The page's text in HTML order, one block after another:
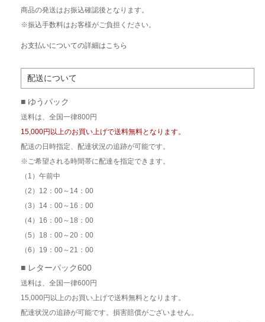
商品の発送はお振込確認後となります。
※振込手数料はお客様がご負担ください。
お支払いについての詳細はこちら
配送について
■ ゆうパック
送料は、全国一律800円
15,000円以上のお買い上げで送料無料となります。
配送の日時指定、配達状況の追跡が可能です。
※ご希望される時間帯に配達を指定できます。
（1）午前中
（2）12：00～14：00
（3）14：00～16：00
（4）16：00～18：00
（5）18：00～20：00
（6）19：00～21：00
■ レターパック600
送料は、全国一律600円
15,000円以上のお買い上げで送料無料となります。
配達状況の追跡が可能です。損害賠償がございません。